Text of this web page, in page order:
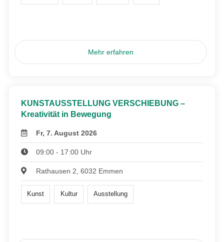
Mehr erfahren
KUNSTAUSSTELLUNG VERSCHIEBUNG –
Kreativität in Bewegung
Fr, 7. August 2026
09:00 - 17:00 Uhr
Rathausen 2, 6032 Emmen
Kunst Kultur Ausstellung